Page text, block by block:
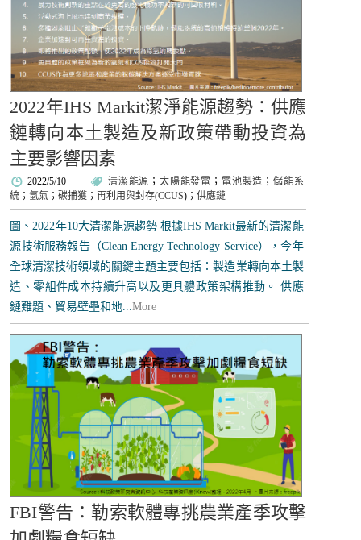
2022年IHS Markit潔淨能源趨勢：供應
鏈轉向本土製造及新政策帶動投資為
主要影響因素
2022/5/10 清潔能源 ； 太陽能發電 ； 電池製造 ； 儲能系
統 ；氫氣 ；碳捕獲 ；再利用與封存(CCUS)；供應鏈
圖、2022年10大清潔能源趨勢 根據IHS Markit最新的清潔能
源技術服務報告（Clean Energy Technology Service），今年
全球清潔技術領域的關鍵主題主要包括：製造業轉向本土製
造、零組件成本持續升高以及更具體政策架構推動。 供應
鏈難題、貿易壁壘和地...More
FBI警告：勒索軟體專挑農業產季攻擊